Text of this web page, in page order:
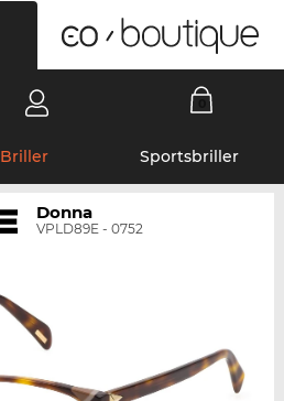
Briller Sportsbriller
Donna
VPLD89E - 0752